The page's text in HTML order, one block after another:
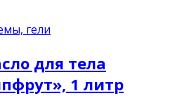
гели
для тела
1 литр